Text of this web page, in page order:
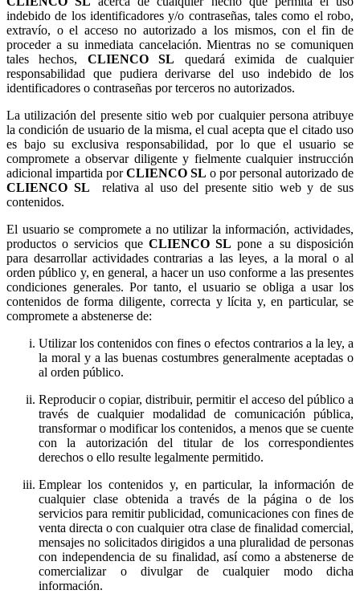
indebido de los identificadores y/o contraseñas, tales como el robo,
extravío, o el acceso no autorizado a los mismos, con el fin de
proceder a su inmediata cancelación. Mientras no se comuniquen
tales hechos,
quedará eximida de cualquier
responsabilidad que pudiera derivarse del uso indebido de los
identificadores o contraseñas por terceros no autorizados.
La utilización del presente sitio web por cualquier persona atribuye
la condición de usuario de la misma, el cual acepta que el citado uso
es bajo su exclusiva responsabilidad, por lo que el usuario se
compromete a observar diligente y fielmente cualquier instrucción
adicional impartida por
o por personal autorizado de
relativa al uso del presente sitio web y de sus
contenidos.
El usuario se compromete a no utilizar la información, actividades,
productos o servicios que
pone a su disposición
para desarrollar actividades contrarias a las leyes, a la moral o al
orden público y, en general, a hacer un uso conforme a las presentes
condiciones generales. Por tanto, el usuario se obliga a usar los
contenidos de forma diligente, correcta y lícita y, en particular, se
compromete a abstenerse de:
Utilizar los contenidos con fines o efectos contrarios a la ley, a
la moral y a las buenas costumbres generalmente aceptadas o
al orden público.
Reproducir o copiar, distribuir, permitir el acceso del público a
través de cualquier modalidad de comunicación pública,
transformar o modificar los contenidos, a menos que se cuente
con la autorización del titular de los correspondientes
derechos o ello resulte legalmente permitido.
Emplear los contenidos y, en particular, la información de
cualquier clase obtenida a través de la página o de los
servicios para remitir publicidad, comunicaciones con fines de
venta directa o con cualquier otra clase de finalidad comercial,
mensajes no solicitados dirigidos a una pluralidad de personas
con independencia de su finalidad, así como a abstenerse de
comercializar o divulgar de cualquier modo dicha
información.